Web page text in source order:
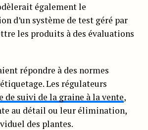
également le
d’un système de test géré par
les produits à des évaluations
répondre à des normes
Les régulateurs
de suivi de la graine à la vente,
au détail ou leur élimination,
des plantes.